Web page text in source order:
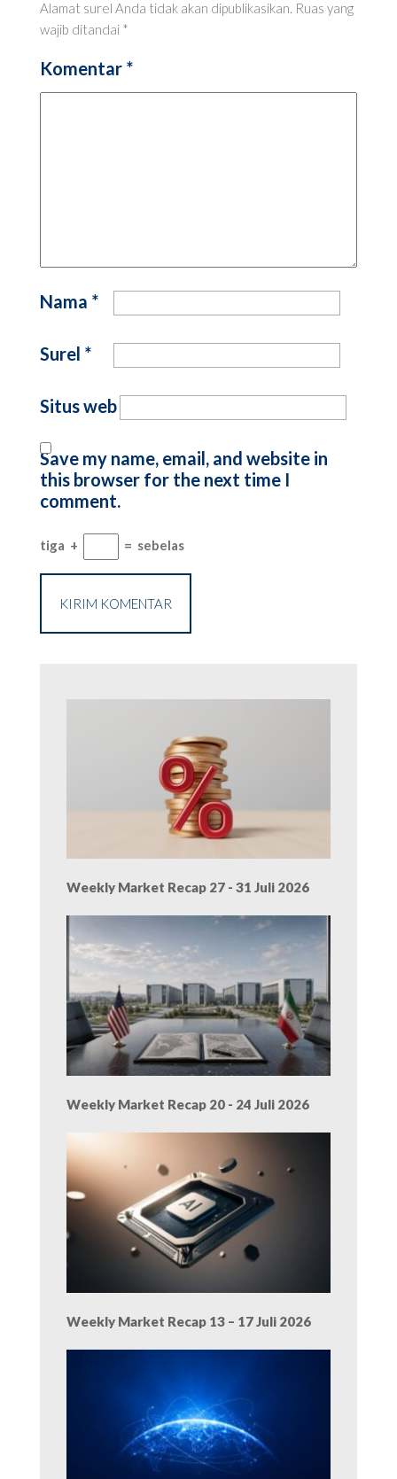
Alamat surel Anda tidak akan dipublikasikan. Ruas yang
wajib ditandai *
Komentar *
Nama *
Surel *
Situs web
Save my name, email, and website in
this browser for the next time I
comment.
tiga + = sebelas
Weekly Market Recap 27 - 31 Juli 2026
Weekly Market Recap 20 - 24 Juli 2026
Weekly Market Recap 13 – 17 Juli 2026